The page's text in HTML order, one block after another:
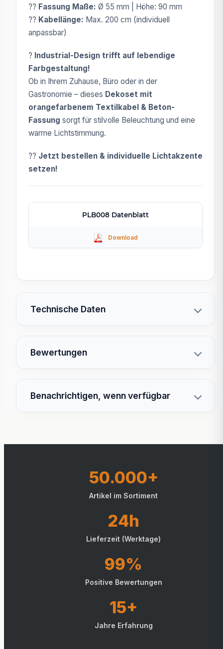
?? Fassung Maße: Ø 55 mm | Höhe: 90 mm
?? Kabellänge: Max. 200 cm (individuell
anpassbar)
? Industrial-Design trifft auf lebendige
Farbgestaltung!
Ob in Ihrem Zuhause, Büro oder in der
Gastronomie – dieses Dekoset mit
orangefarbenem Textilkabel & Beton-
Fassung sorgt für stilvolle Beleuchtung und eine
warme Lichtstimmung.
?? Jetzt bestellen & individuelle Lichtakzente
setzen!
PLB008 Datenblatt
Technische Daten
Bewertungen
Benachrichtigen, wenn verfügbar
50.000+
Artikel im Sortiment
24h
Lieferzeit (Werktage)
99%
Positive Bewertungen
15+
Jahre Erfahrung